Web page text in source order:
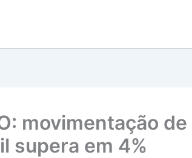
movimentação de
supera em 4%